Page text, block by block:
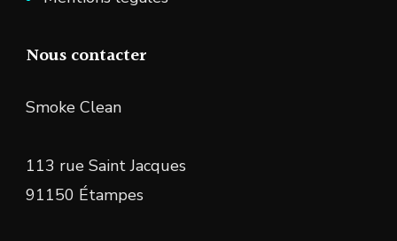
Nous contacter
Smoke Clean
113 rue Saint Jacques
91150 Étampes